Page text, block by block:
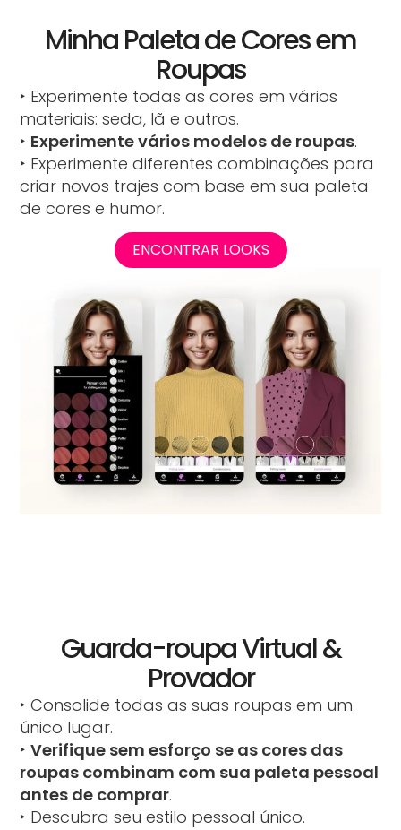
Minha Paleta de Cores em
Roupas
‣ Experimente todas as cores em vários
materiais: seda, lã e outros.
‣ Experimente vários modelos de roupas.
‣ Experimente diferentes combinações para
criar novos trajes com base em sua paleta
de cores e humor.
ENCONTRAR LOOKS
Guarda-roupa Virtual &
Provador
‣ Consolide todas as suas roupas em um
único lugar.
‣Verifique sem esforço se as cores das
roupas combinam com sua paleta pessoal
antes de comprar.
‣ Descubra seu estilo pessoal único.